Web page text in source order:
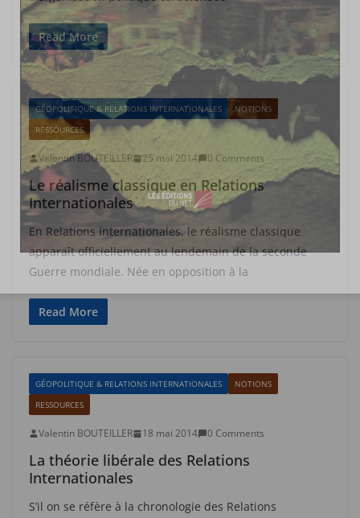
Read More
GÉOPOLITIQUE & RELATIONS INTERNATIONALES
NOTIONS
RESSOURCES
Valentin BOUTEILLER 25 mai 2014 0 Comments
Le réalisme classique en Relations
Internationales
En Relations Internationales, le réalisme classique
apparaît officiellement au lendemain de la seconde
Guerre mondiale. Née en opposition à la
Read More
GÉOPOLITIQUE & RELATIONS INTERNATIONALES
NOTIONS
RESSOURCES
Valentin BOUTEILLER 18 mai 2014 0 Comments
La théorie libérale des Relations
Internationales
S’il on se réfère à la chronologie des Relations